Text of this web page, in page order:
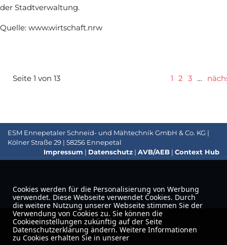
der Stadtverwaltung.
Quelle: www.wirtschaft.nrw
Seite 1 von 13 1 2 3 …
ESM Ennepetaler Schneid- und Mähtechnik GmbH & Co. KG |
Kölner Straße 29 | 58256 Ennepetal
Impressum | Datenschutz | AVB/AEB | Context Hub
Cookies werden für die Personalisierung von Werbung
verwendet. Diese Webseite verwendet Cookies. Durch
die weitere Nutzung unserer Webseite stimmen Sie der
Verwendung von Cookies zu. Sie können die
Cookieeinstellungen zukünftig auf der Seite
Datenschutzerklärung ändern. Weitere Informationen
zu Cookies erhalten Sie in unserer